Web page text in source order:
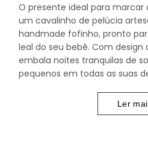
O presente ideal para marcar
um cavalinho de pelúcia
handmade fofinho, pronto
leal do seu bebê. Com design
embala noites tranquilas de
pequenos em todas as suas
Ler